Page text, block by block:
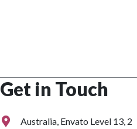
Get in Touch
Australia, Envato Level 13, 2